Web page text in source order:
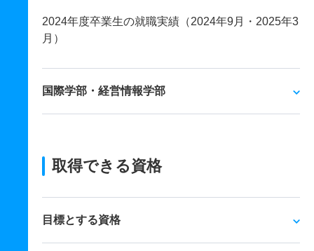
2024年度卒業生の就職実績（2024年9月・2025年3
月）
国際学部・経営情報学部
取得できる資格
目標とする資格